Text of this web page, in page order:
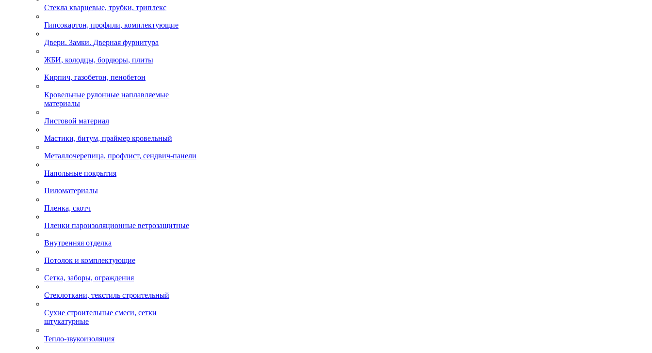
Стекла кварцевые, трубки, триплекс
Гипсокартон, профили, комплектующие
Двери. Замки. Дверная фурнитура
ЖБИ, колодцы, бордюры, плиты
Кирпич, газобетон, пенобетон
Кровельные рулонные наплавляемые
материалы
Листовой материал
Мастики, битум, праймер кровельный
Металлочерепица, профлист, сендвич-панели
Напольные покрытия
Пиломатериалы
Пленка, скотч
Пленки пароизоляционные ветрозащитные
Внутренняя отделка
Потолок и комплектующие
Сетка, заборы, ограждения
Стеклоткани, текстиль строительный
Сухие строительные смеси, сетки
штукатурные
Тепло-звукоизоляция